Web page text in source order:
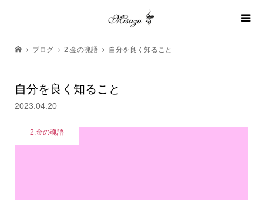
ブログ 2.金の魂語 自分を良く知ること
自分を良く知ること
2023.04.20
2.金の魂語